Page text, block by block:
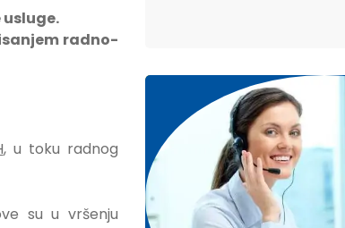
radno-
, u toku radnog
su u vršenju